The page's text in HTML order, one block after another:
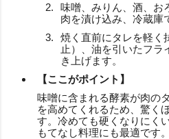
味噌、みりん、酒、お
肉を漬け込み、冷蔵庫
焼く直前にタレを軽く
止）、油を引いたフラ
き上げます。
【ここがポイント】
味噌に含まれる酵素が肉の
を高めてくれるため、驚く
す。冷めても硬くなりにく
もてなし料理にも最適です。